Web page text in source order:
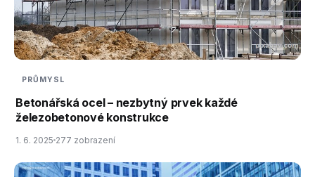
PRŮMYSL
Betonářská ocel – nezbytný prvek každé
železobetonové konstrukce
1. 6. 2025 277 zobrazení